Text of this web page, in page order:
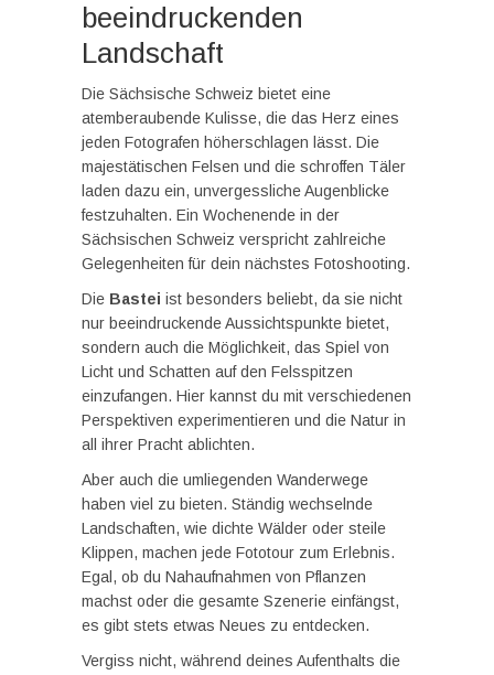
beeindruckenden
Landschaft
Die Sächsische Schweiz bietet eine
atemberaubende Kulisse, die das Herz eines
jeden Fotografen höherschlagen lässt. Die
majestätischen Felsen und die schroffen Täler
laden dazu ein, unvergessliche Augenblicke
festzuhalten. Ein Wochenende in der
Sächsischen Schweiz verspricht zahlreiche
Gelegenheiten für dein nächstes Fotoshooting.
Die Bastei ist besonders beliebt, da sie nicht
nur beeindruckende Aussichtspunkte bietet,
sondern auch die Möglichkeit, das Spiel von
Licht und Schatten auf den Felsspitzen
einzufangen. Hier kannst du mit verschiedenen
Perspektiven experimentieren und die Natur in
all ihrer Pracht ablichten.
Aber auch die umliegenden Wanderwege
haben viel zu bieten. Ständig wechselnde
Landschaften, wie dichte Wälder oder steile
Klippen, machen jede Fototour zum Erlebnis.
Egal, ob du Nahaufnahmen von Pflanzen
machst oder die gesamte Szenerie einfängst,
es gibt stets etwas Neues zu entdecken.
Vergiss nicht, während deines Aufenthalts die